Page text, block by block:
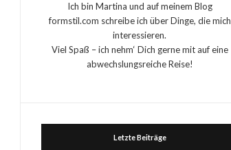
Ich bin Martina und auf meinem Blog
formstil.com schreibe ich über Dinge, die mich
interessieren.
Viel Spaß – ich nehm‘ Dich gerne mit auf eine
abwechslungsreiche Reise!
Letzte Beiträge